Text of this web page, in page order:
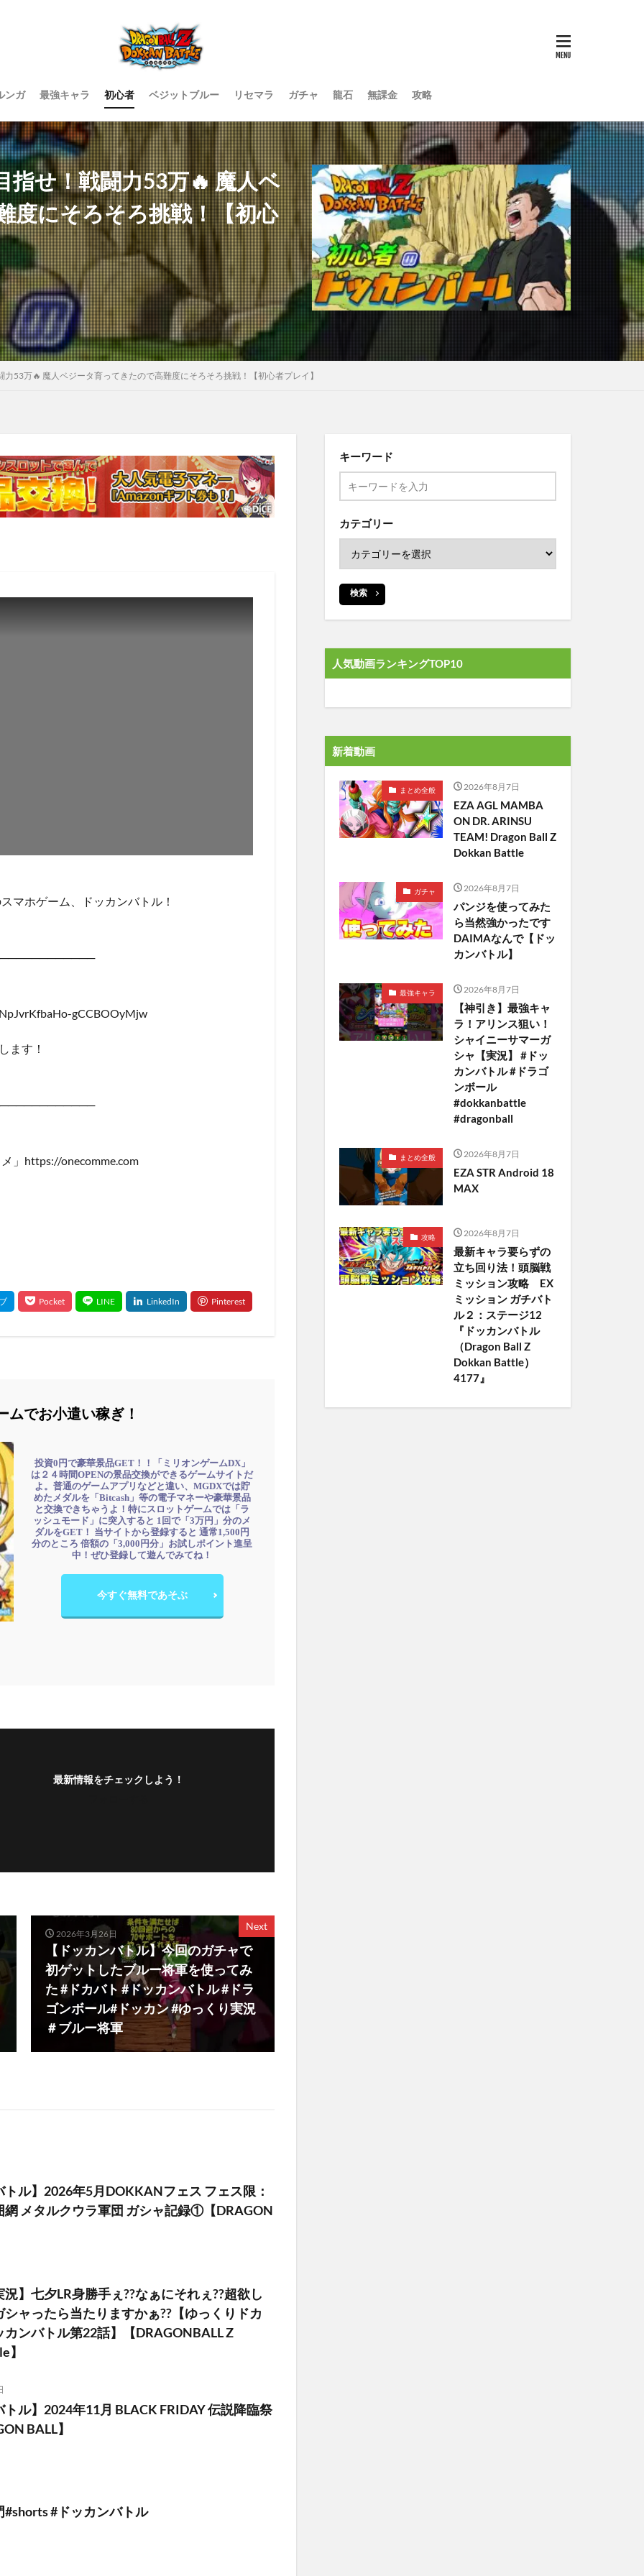
ンガ 最強キャラ 初心者 ベジットブルー リセマラ ガチャ 龍石 無課金 攻略
指せ！戦闘力53万🔥 魔人ベ
度にそろそろ挑戦！【初心
53万🔥 魔人ベジータ育ってきたので高難度にそろそろ挑戦！【初心者プレイ】
マホゲーム、ドッカンバトル！
gCCBOOyMjw
ます！
」https://onecomme.com
ムでお小遣い稼ぎ！
投資0円で豪華景品GET！！「ミリオンゲームDX」
は２４時間OPENの景品交換ができるゲームサイトだ
よ。普通のゲームアプリなどと違い、MGDXでは貯
めたメダルを「Bitcash」等の電子マネーや豪華景品
と交換できちゃうよ！特にスロットゲームでは「ラ
ッシュモード」に突入すると 1回で「3万円」分のメ
ダルをGET！ 当サイトから登録すると 通常1,500円
分のところ 倍額の「3,000円分」お試しポイント進呈
中！ぜひ登録して遊んでみてね！
今すぐ無料であそぶ
最新情報をチェックしよう！
Next
2026年3月26日
【ドッカンバトル】今回のガチャで
初ゲットしたブルー将軍を使ってみ
た #ドカバト #ドッカンバトル #ドラ
ゴンボール#ドッカン #ゆっくり実況
＃ブルー将軍
ル】2026年5月DOKKANフェス フェス限：
網 メタルクウラ軍団 ガシャ記録①【DRAGON
】七夕LR身勝手ぇ??なぁにそれぇ??超欲し
ャったら当たりますかぁ??【ゆっくりドカ
カンバトル第22話】【DRAGONBALL Z
】
ル】2024年11月 BLACK FRIDAY 伝説降臨祭
BALL】
#shorts #ドッカンバトル
キーワード
カテゴリー
検索
人気動画ランキングTOP10
新着動画
まとめ全般 2026年8月7日
EZA AGL MAMBA
ON DR. ARINSU
TEAM! Dragon Ball Z
Dokkan Battle
ガチャ 2026年8月7日
パンジを使ってみた
ら当然強かったです
DAIMAなんで【ドッ
カンバトル】
最強キャラ 2026年8月7日
【神引き】最強キャ
ラ！アリンス狙い！
シャイニーサマーガ
シャ【実況】 #ドッ
カンバトル #ドラゴ
ンボール
#dokkanbattle
#dragonball
まとめ全般 2026年8月7日
EZA STR Android 18
MAX
攻略 2026年8月7日
最新キャラ要らずの
立ち回り法！頭脳戦
ミッション攻略 EX
ミッション ガチバト
ル２：ステージ12
『ドッカンバトル
（Dragon Ball Z
Dokkan Battle）
4177』